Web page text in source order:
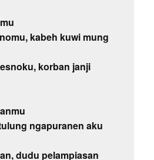
kabeh kuwi mung
korban janji
ngapuranen aku
dudu pelampiasan